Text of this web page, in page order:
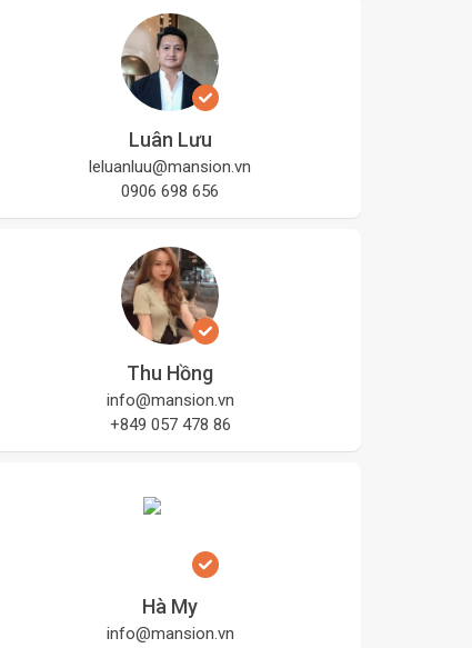
Luân Lưu
leluanluu@mansion.vn
0906 698 656
Thu Hồng
info@mansion.vn
+849 057 478 86
Hà My
info@mansion.vn